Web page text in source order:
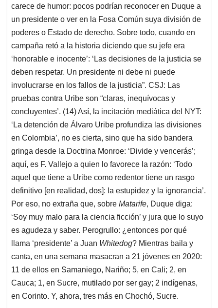
carece de humor: pocos podrían reconocer en Duque a
un presidente o ver en la Fosa Común suya división de
poderes o Estado de derecho. Sobre todo, cuando en
campaña retó a la historia diciendo que su jefe era
‘honorable e inocente’: ‘Las decisiones de la justicia se
deben respetar. Un presidente ni debe ni puede
involucrarse en los fallos de la justicia”. CSJ: Las
pruebas contra Uribe son “claras, inequívocas y
concluyentes’. (14) Así, la incitación mediática del NYT:
‘La detención de Álvaro Uribe profundiza las divisiones
en Colombia’, no es cierta, sino que ha sido bandera
gringa desde la Doctrina Monroe: ‘Divide y vencerás’;
aquí, es F. Vallejo a quien lo favorece la razón: ‘Todo
aquel que tiene a Uribe como redentor tiene un rasgo
definitivo [en realidad, dos]: la estupidez y la ignorancia’.
Por eso, no extraña que, sobre Matarife, Duque diga:
‘Soy muy malo para la ciencia ficción’ y jura que lo suyo
es agudeza y saber. Perogrullo: ¿entonces por qué
llama ‘presidente’ a Juan Whitedog? Mientras baila y
canta, en una semana masacran a 21 jóvenes en 2020:
11 de ellos en Samaniego, Nariño; 5, en Cali; 2, en
Cauca; 1, en Sucre, mutilado por ser gay; 2 indígenas,
en Corinto. Y, ahora, tres más en Chochó, Sucre.